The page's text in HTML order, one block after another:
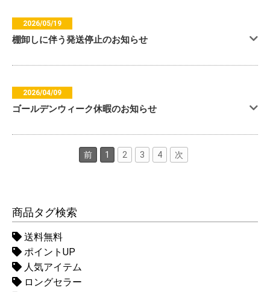
2026/05/19
棚卸しに伴う発送停止のお知らせ
2026/04/09
ゴールデンウィーク休暇のお知らせ
前 1 2 3 4 次
商品タグ検索
送料無料
ポイントUP
人気アイテム
ロングセラー